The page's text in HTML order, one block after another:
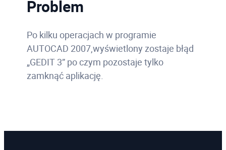
Problem
Po kilku operacjach w programie
AUTOCAD 2007,wyświetlony zostaje błąd
„GEDIT 3” po czym pozostaje tylko
zamknąć aplikację.